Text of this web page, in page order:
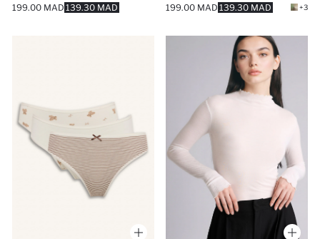
139.30 MAD
199.00 MAD 139.30 MAD
199.00 MAD +3